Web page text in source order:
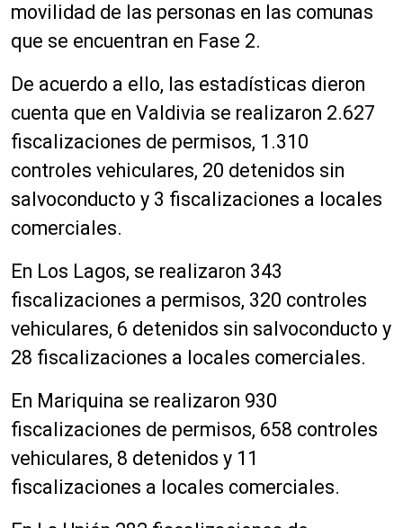
movilidad de las personas en las comunas
que se encuentran en Fase 2.
De acuerdo a ello, las estadísticas dieron
cuenta que en Valdivia se realizaron 2.627
fiscalizaciones de permisos, 1.310
controles vehiculares, 20 detenidos sin
salvoconducto y 3 fiscalizaciones a locales
comerciales.
En Los Lagos, se realizaron 343
fiscalizaciones a permisos, 320 controles
vehiculares, 6 detenidos sin salvoconducto y
28 fiscalizaciones a locales comerciales.
En Mariquina se realizaron 930
fiscalizaciones de permisos, 658 controles
vehiculares, 8 detenidos y 11
fiscalizaciones a locales comerciales.